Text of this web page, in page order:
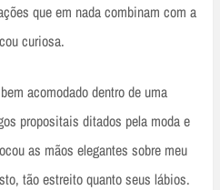
que em nada combinam com a
curiosa.
acomodado dentro de uma
propositais ditados pela moda e
as mãos elegantes sobre meu
tão estreito quanto seus lábios.